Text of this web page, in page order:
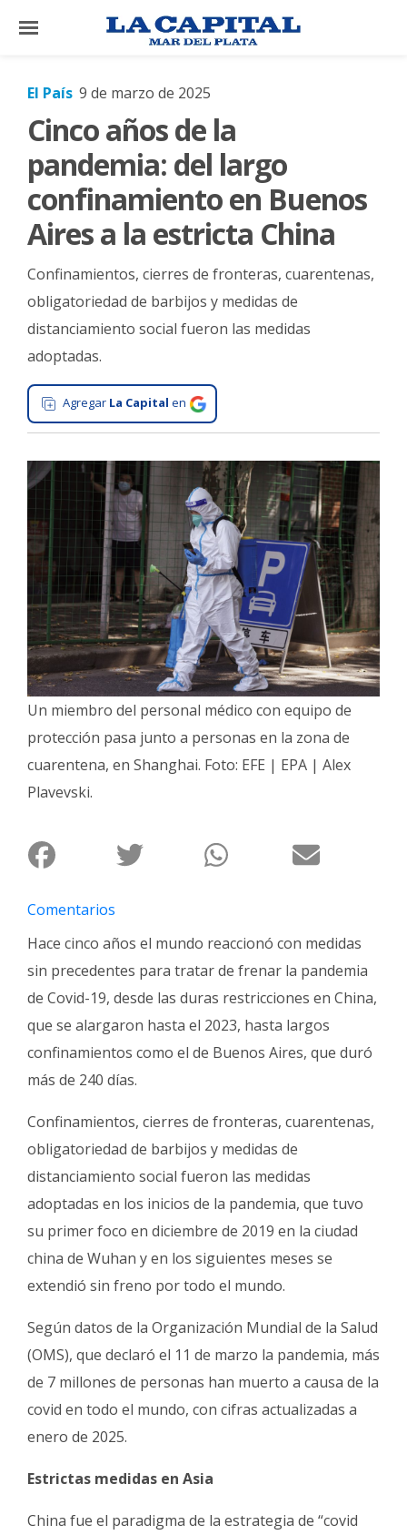
×
El
El
Mundo
La
Cultura
Tecnología
Gastronomía
Salud
Interés
La
Deportes
Espectáculos
Policiales
Cartelera
Fotos
de
Clasificados
El País 9 de marzo de 2025
Cinco años de la
pandemia: del largo
confinamiento en Buenos
Aires a la estricta China
Confinamientos, cierres de fronteras, cuarentenas,
obligatoriedad de barbijos y medidas de
distanciamiento social fueron las medidas
adoptadas.
Agregar La Capital en
Un miembro del personal médico con equipo de
protección pasa junto a personas en la zona de
cuarentena, en Shanghai. Foto: EFE | EPA | Alex
Plavevski.
Comentarios
Hace cinco años el mundo reaccionó con medidas
sin precedentes para tratar de frenar la pandemia
de Covid-19, desde las duras restricciones en China,
que se alargaron hasta el 2023, hasta largos
confinamientos como el de Buenos Aires, que duró
más de 240 días.
Confinamientos, cierres de fronteras, cuarentenas,
obligatoriedad de barbijos y medidas de
distanciamiento social fueron las medidas
adoptadas en los inicios de la pandemia, que tuvo
su primer foco en diciembre de 2019 en la ciudad
china de Wuhan y en los siguientes meses se
extendió sin freno por todo el mundo.
Según datos de la Organización Mundial de la Salud
(OMS), que declaró el 11 de marzo la pandemia, más
de 7 millones de personas han muerto a causa de la
covid en todo el mundo, con cifras actualizadas a
enero de 2025.
Estrictas medidas en Asia
China fue el paradigma de la estrategia de “covid